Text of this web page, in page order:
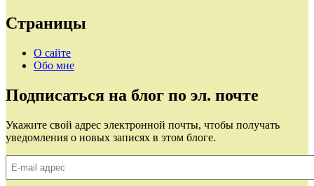
Страницы
О сайте
Обо мне
Подписаться на блог по эл. почте
Укажите свой адрес электронной почты, чтобы получать
уведомления о новых записях в этом блоге.
mail